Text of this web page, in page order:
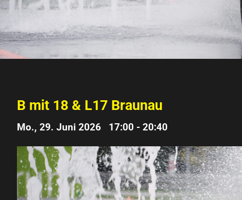
B mit 18 & L17 Braunau
Mo., 29. Juni 2026 17:00 - 20:40